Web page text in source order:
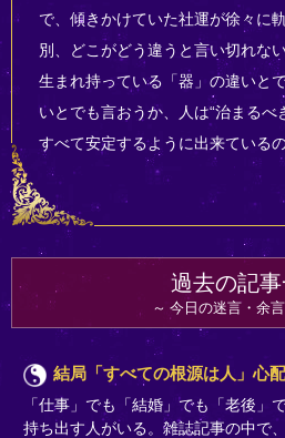
で、傾きかけていた社運が徐々に
別、どこがどう違うと言い切れな
生まれ持っている「器」の違いと
いとでも言おうか、人は“治まるべ
すべて安定するように出来ているの
過去の記
今日の迷言・余
結局「すべての根源は人」心
「仕事」でも「結婚」でも「老後」
持ち出す人がいる。雑誌記事の中で